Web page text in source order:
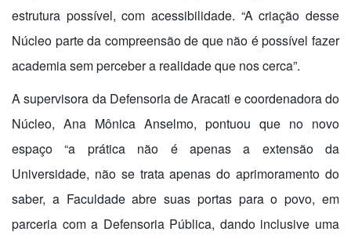
estrutura possível, com acessibilidade. “A criação desse
Núcleo parte da compreensão de que não é possível fazer
academia sem perceber a realidade que nos cerca”.
A supervisora da Defensoria de Aracati e coordenadora do
Núcleo, Ana Mônica Anselmo, pontuou que no novo
espaço “a prática não é apenas a extensão da
Universidade, não se trata apenas do aprimoramento do
saber, a Faculdade abre suas portas para o povo, em
parceria com a Defensoria Pública, dando inclusive uma